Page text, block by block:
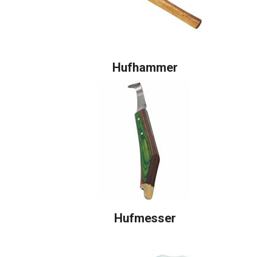
Hufhammer
Hufmesser